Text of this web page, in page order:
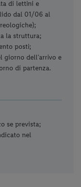
di lettini e
dal 01/06 al
la struttura;
posti;
dell’arrivo e
di partenza.
se prevista;
nel